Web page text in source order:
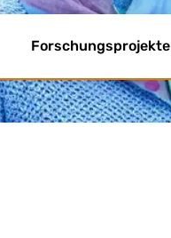
Forschungsprojekte